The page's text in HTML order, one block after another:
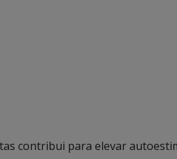
contribui para elevar